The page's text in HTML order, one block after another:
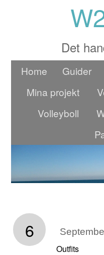
Det
Home Guider
Mina projekt
Volleyboll
6
Outfits